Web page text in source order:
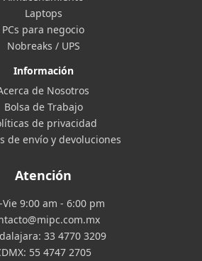
Laptops
PCs para negocio
Nobreaks / UPS
Información
de Nosotros
Bolsa de Trabajo
de privacidad
de envío y devoluciones
Atención
Vie 9:00 am - 6:00 pm
33 4770 3209
55 4747 2705